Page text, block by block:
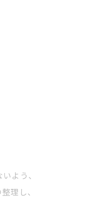
よう、
理し、